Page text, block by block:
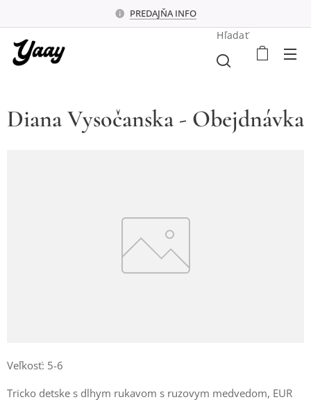
PREDAJŇA INFO
Hľadať
Diana Vysočanska - Obejdnávka
Veľkosť: 5-6
Tricko detske s dlhym rukavom s ruzovym medvedom, EUR